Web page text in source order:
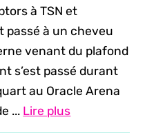
à TSN et
passé à un cheveu
venant du plafond
s’est passé durant
au Oracle Arena
... Lire plus